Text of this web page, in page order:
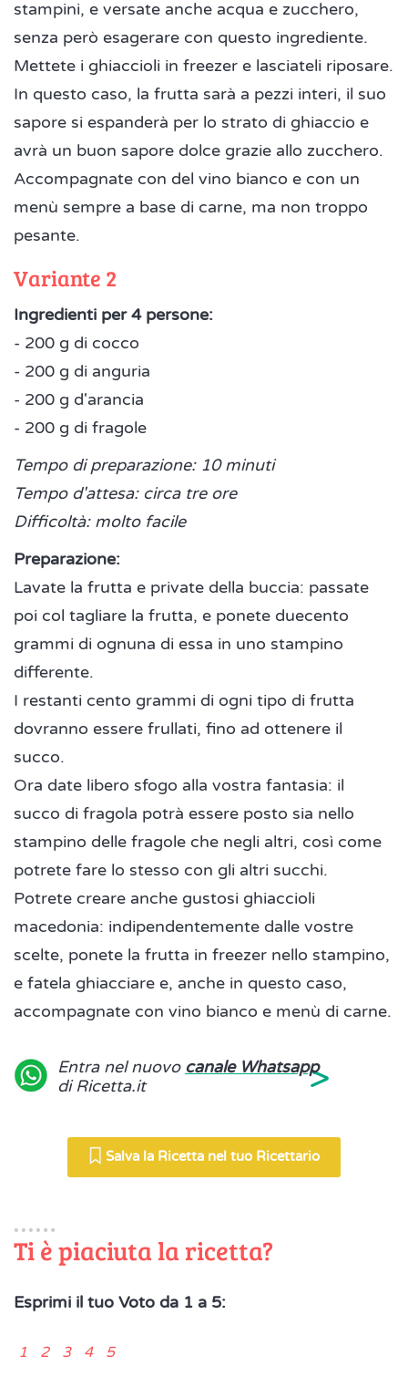
stampini, e versate anche acqua e zucchero,
senza però esagerare con questo ingrediente.
Mettete i ghiaccioli in freezer e lasciateli riposare.
In questo caso, la frutta sarà a pezzi interi, il suo
sapore si espanderà per lo strato di ghiaccio e
avrà un buon sapore dolce grazie allo zucchero.
Accompagnate con del vino bianco e con un
menù sempre a base di carne, ma non troppo
pesante.
Variante 2
Ingredienti per 4 persone:
- 200 g di cocco
- 200 g di anguria
- 200 g d'arancia
- 200 g di fragole
Tempo di preparazione: 10 minuti
Tempo d'attesa: circa tre ore
Difficoltà: molto facile
Preparazione:
Lavate la frutta e private della buccia: passate
poi col tagliare la frutta, e ponete duecento
grammi di ognuna di essa in uno stampino
differente.
I restanti cento grammi di ogni tipo di frutta
dovranno essere frullati, fino ad ottenere il
succo.
Ora date libero sfogo alla vostra fantasia: il
succo di fragola potrà essere posto sia nello
stampino delle fragole che negli altri, così come
potrete fare lo stesso con gli altri succhi.
Potrete creare anche gustosi ghiaccioli
macedonia: indipendentemente dalle vostre
scelte, ponete la frutta in freezer nello stampino,
e fatela ghiacciare e, anche in questo caso,
accompagnate con vino bianco e menù di carne.
Entra nel nuovo canale Whatsapp
di Ricetta.it
>
Salva la Ricetta nel tuo Ricettario
Ti è piaciuta la ricetta?
Esprimi il tuo Voto da 1 a 5:
1 2 3 4 5